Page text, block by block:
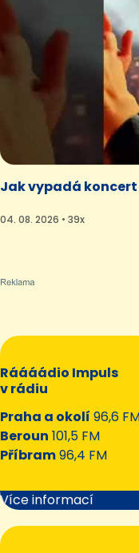
Jak vypadá koncert
04. 08. 2026 • 39x
Ráááádio Impuls
v rádiu
Praha a okolí 96,6
Beroun 101,5 FM
Příbram96,4 FM
Více informací